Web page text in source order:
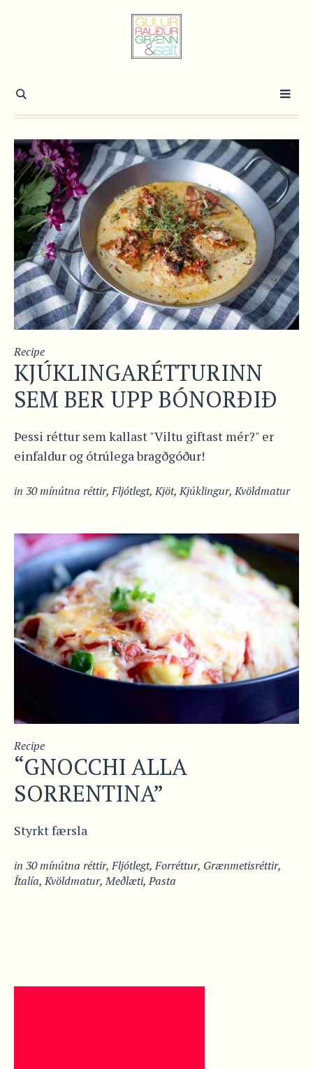
Recipe
KJÚKLINGARÉTTURINN
SEM BER UPP BÓNORÐIÐ
Þessi réttur sem kallast "Viltu giftast mér?" er
einfaldur og ótrúlega bragðgóður!
in 30 mínútna réttir,Fljótlegt,Kjöt,Kjúklingur,Kvöldmatur
Recipe
“GNOCCHI ALLA
SORRENTINA”
Styrkt færsla
in 30 mínútna réttir,Fljótlegt,Forréttur, Grænmetisréttir,
Ítalía,Kvöldmatur,Meðlæti,Pasta